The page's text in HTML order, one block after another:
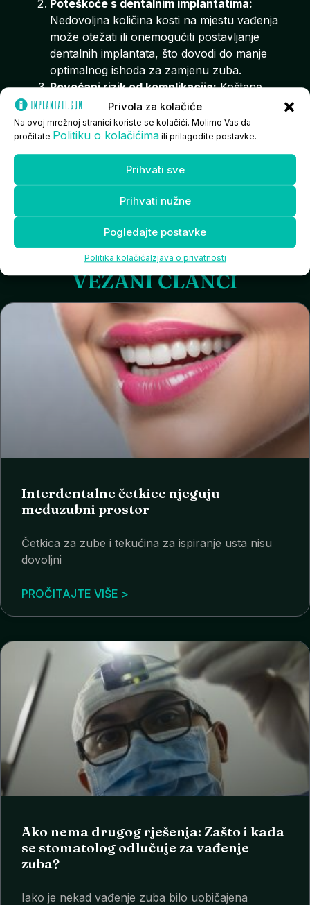
Privola za kolačiće
Na ovoj mrežnoj stranici koriste se kolačići. Molimo Vas da
pročitate Politiku o kolačićima ili prilagodite postavke.
Prihvati sve
Prihvati nužne
Pogledajte postavke
Politika kolačićaIzjava o privatnosti
Poteškoće s dentalnim implantatima:
Nedovoljna količina kosti na mjestu vađenja
može otežati ili onemogućiti postavljanje
dentalnih implantata, što dovodi do manje
optimalnog ishoda za zamjenu zuba.
Povećani rizik od komplikacija:Koštane
alveole koje nisu zbrinute sklonije su
infekcijama.
Povećani rizik za buduću augmentaciju:
Skupi i invazivni tretman.
Postupci očuvanja kosti pomažu u održavanju
njihova većeg volumena, a to omogućuje zdraviju i
ljepšu zamjenu zuba. Dodatne savjete potražite
kod svog stomatologa.
VEZANI ČLANCI
Interdentalne četkice njeguju
međuzubni prostor
Četkica za zube i tekućina za ispiranje usta nisu
dovoljni
PROČITAJTE VIŠE >
Ako nema drugog rješenja: Zašto i kada
se stomatolog odlučuje za vađenje
zuba?
Iako je nekad vađenje zuba bilo uobičajena